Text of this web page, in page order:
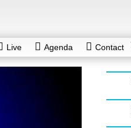
Live Agenda Contact